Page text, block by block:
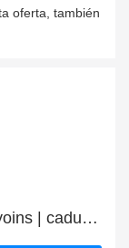
oferta, también
Obtenga 4% de descuento en Us.yoins | caduca pronto